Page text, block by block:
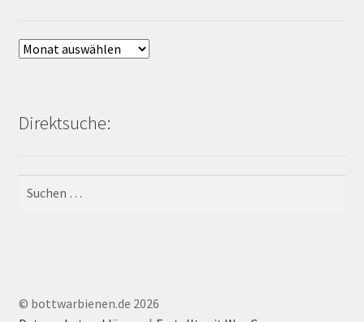
Archiv
Direktsuche:
© bottwarbienen.de 2026